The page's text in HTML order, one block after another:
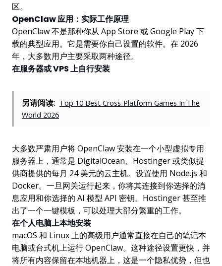
区。
OpenClaw 应用：实际工作原理
OpenClaw 不是那种你从 App Store 或 Google Play 下
载的典型应用。它是需要你自己设置的软件。在 2026
年，大多数用户主要采取两种途径。
在服务器或 VPS 上自行安装
另请阅读: Top 10 Best Cross-Platform Games In The
World 2026
大多数严肃用户将 OpenClaw 安装在一个小型虚拟专用
服务器上，通常是 DigitalOcean、Hostinger 或类似提
供商提供的每月 24 美元的云主机。设置使用 Node.js 和
Docker。一旦网关运行起来，你将其连接到你选择的消
息应用和你选择的 AI 模型 API 密钥。Hostinger 甚至推
出了一个一键模板，可以处理大部分繁重的工作。
在个人电脑上本地安装
macOS 和 Linux 上的高级用户通常直接在自己的笔记本
电脑或台式机上运行 OpenClaw。这种途径设置更快，并
将所有内容保留在本地机器上，这是一个隐私优势，但也